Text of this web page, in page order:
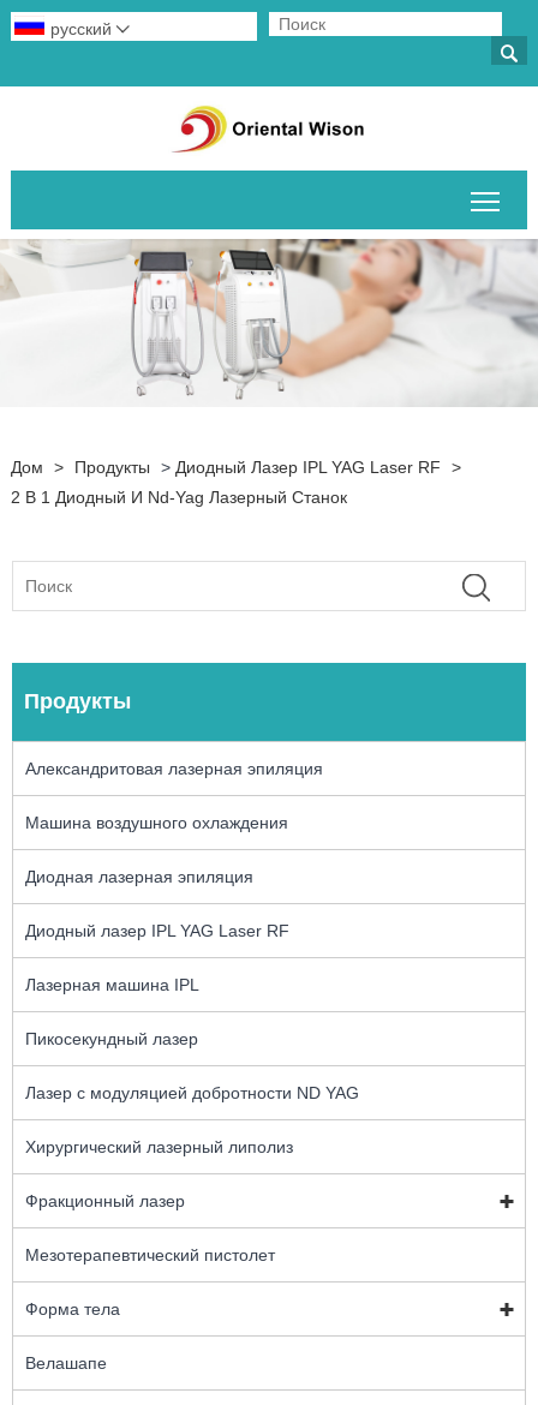

русский 
Дом > Продукты > Диодный Лазер IPL YAG Laser RF
>
2 В 1 Диодный И Nd-Yag Лазерный Станок
Продукты
Александритовая лазерная эпиляция
Машина воздушного охлаждения
Диодная лазерная эпиляция
Диодный лазер IPL YAG Laser RF
Лазерная машина IPL
Пикосекундный лазер
Лазер с модуляцией добротности ND YAG
Хирургический лазерный липолиз
Фракционный лазер
Мезотерапевтический пистолет
Форма тела
Велашапе